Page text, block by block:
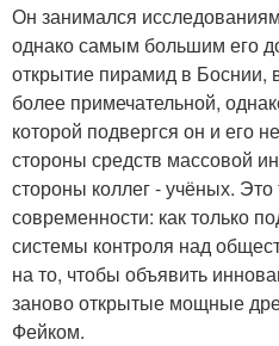
Он занимался
однако самым большим его
открытие пирамид в Боснии,
более примечательной,
которой подвергся он и его
стороны средств массовой
стороны коллег - учёных. Это
современности: как только
системы контроля над
на то, чтобы объявить
заново открытые мощные
Фейком.